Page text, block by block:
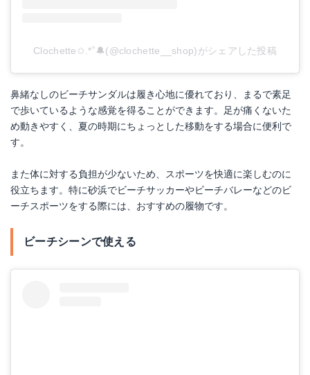
Clochette✩.*˚🔔(@clochette__shop)がシェアした投稿
鼻緒なしのビーチサンダルは履き心地に優れており、まるで素足
で歩いているような感覚を得ることができます。足が痛くないた
め動きやすく、夏の時期にちょっとした移動をする場合に便利で
す。
また体に対する負担が少ないため、スポーツを快適に楽しむのに
役立ちます。特に砂浜でビーチサッカーやビーチバレーなどのビ
ーチスポーツをする際には、おすすめの履物です。
ビーチシーンで使える